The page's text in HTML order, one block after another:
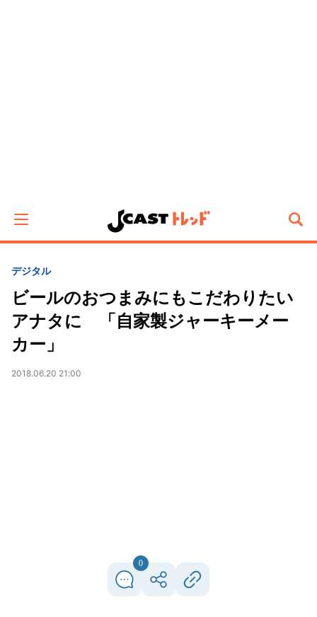
デジタル
ビールのおつまみにもこだわりたい
アナタに 「自家製ジャーキーメー
カー」
2018.06.20 21:00
0